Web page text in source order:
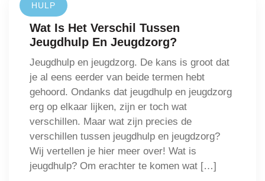
HULP
Wat Is Het Verschil Tussen
Jeugdhulp En Jeugdzorg?
Jeugdhulp en jeugdzorg. De kans is groot dat
je al eens eerder van beide termen hebt
gehoord. Ondanks dat jeugdhulp en jeugdzorg
erg op elkaar lijken, zijn er toch wat
verschillen. Maar wat zijn precies de
verschillen tussen jeugdhulp en jeugdzorg?
Wij vertellen je hier meer over! Wat is
jeugdhulp? Om erachter te komen wat […]